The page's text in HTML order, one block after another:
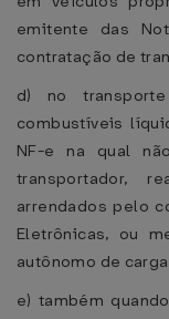
emitente das
contratação de
d) no
combustíveis
NF-e na qual
transportador,
arrendados pelo
Eletrônicas, ou
autônomo de
e) também